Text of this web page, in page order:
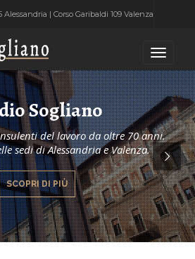
Alessandria | Corso Garibaldi 109 Valenza
Toggle
Sogliano
del lavoro da oltre 70 anni.
sedi di Alessandria e Valenza.
SCOPRI DI PIÙ